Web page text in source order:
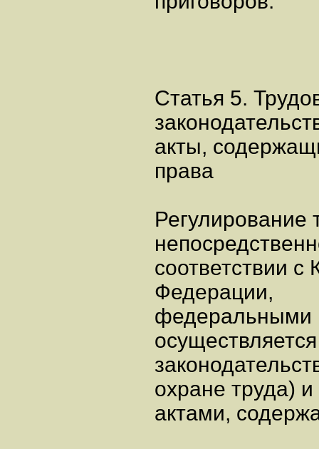
Статья 5.
акты,
права
соответствии с
Федерации,
федеральными
охране труда)
актами,